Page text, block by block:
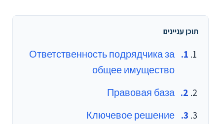
תוכן עניינים
Ответственность подрядчика за
общее имущество
Правовая база
Ключевое решение